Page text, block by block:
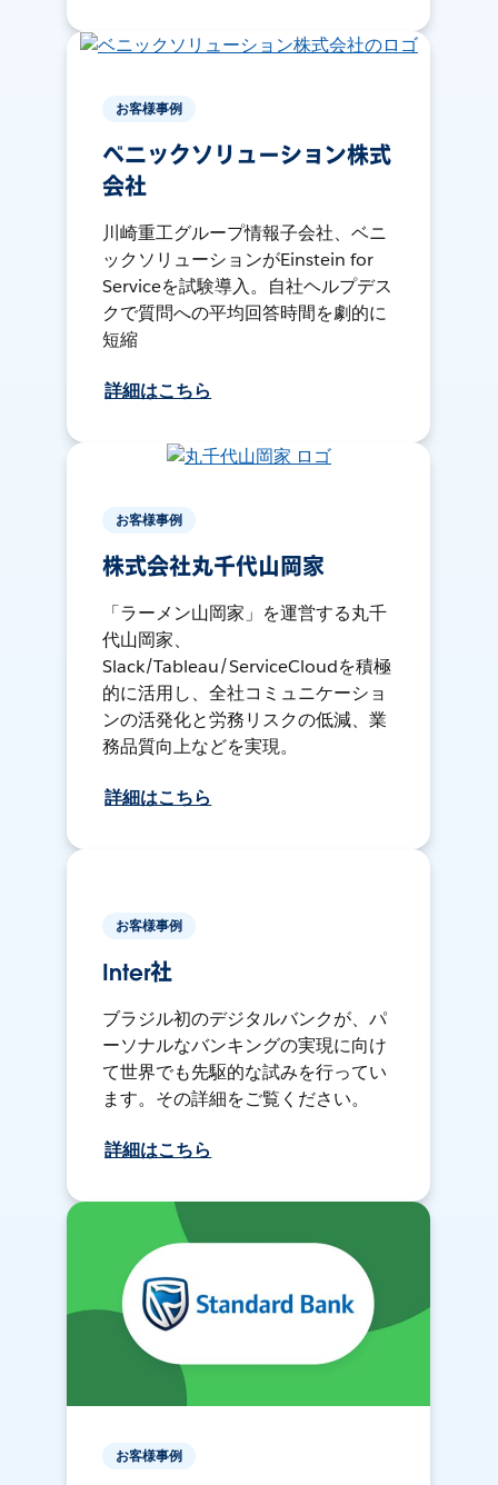
お客様事例
ベニックソリューション株式
会社
川崎重工グループ情報子会社、ベニ
ックソリューションがEinstein for
Serviceを試験導入。自社ヘルプデス
クで質問への平均回答時間を劇的に
短縮
詳細はこちら
お客様事例
株式会社丸千代山岡家
「ラーメン山岡家」を運営する丸千
代山岡家、
Slack/Tableau/ServiceCloudを積極
的に活用し、全社コミュニケーショ
ンの活発化と労務リスクの低減、業
務品質向上などを実現。
詳細はこちら
お客様事例
Inter社
ブラジル初のデジタルバンクが、パ
ーソナルなバンキングの実現に向け
て世界でも先駆的な試みを行ってい
ます。その詳細をご覧ください。
詳細はこちら
お客様事例